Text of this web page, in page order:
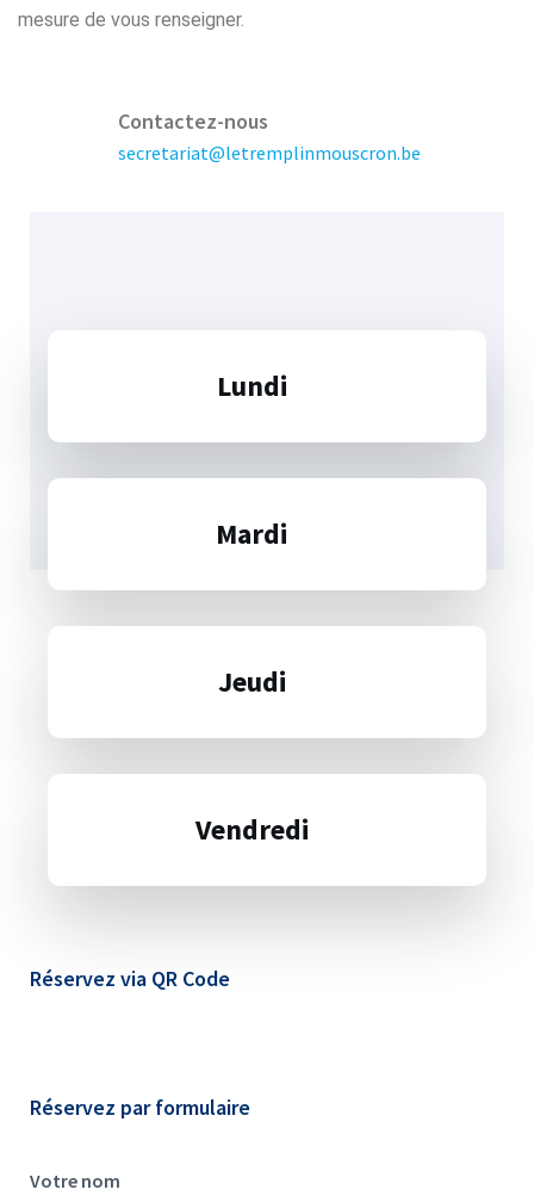
mesure de vous renseigner.
Contactez-nous
secretariat@letremplinmouscron.be
Lundi
Mardi
Jeudi
Vendredi
Réservez via QR Code
Réservez par formulaire
Votre nom